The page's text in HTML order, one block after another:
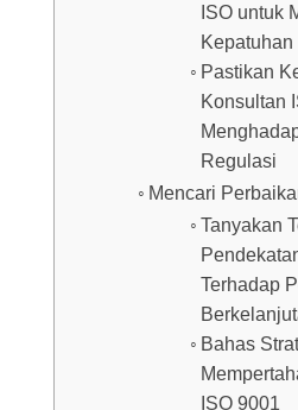
ISO untuk
Kepatuhan
Pastikan
Konsultan
Regulasi
Mencari
Tanyakan
Terhadap
Bahas
ISO 9001